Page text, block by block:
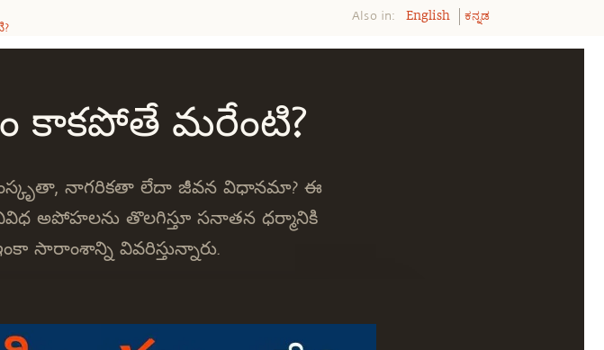
Also in: English ಕನ್ನಡ
కాకపోతే మరేంటి?
నాగరికతా లేదా జీవన విధానమా? ఈ
అపోహలను తొలగిస్తూ సనాతన ధర్మానికి
సారాంశాన్ని వివరిస్తున్నారు.